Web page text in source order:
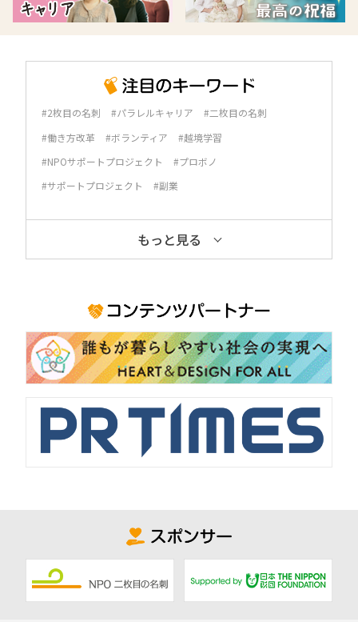
#2枚目の名刺 #パラレルキャリア
#二枚目の名刺
#働き方改革
#ボランティア
#越境学習
#NPOサポートプロジェクト
#プロボノ
#サポートプロジェクト
#副業
もっと見る